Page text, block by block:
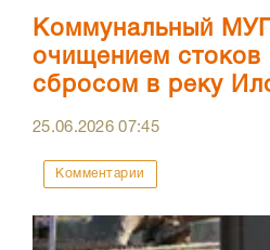
Коммунальный
очищением стоков
сбросом в реку
25.06.202607:45
Комментарии